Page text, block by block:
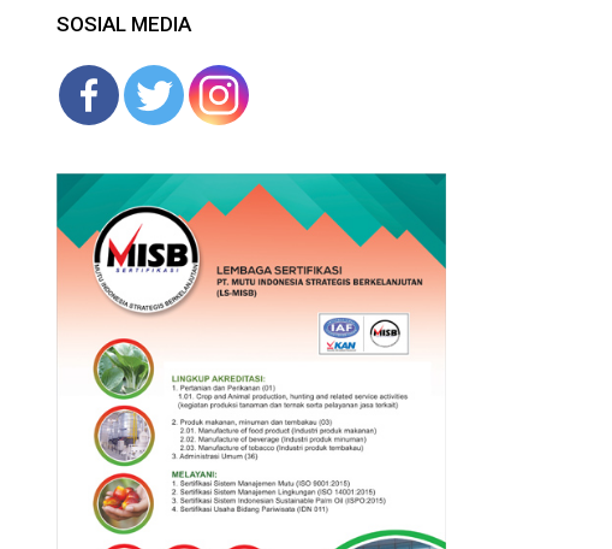
SOSIAL MEDIA